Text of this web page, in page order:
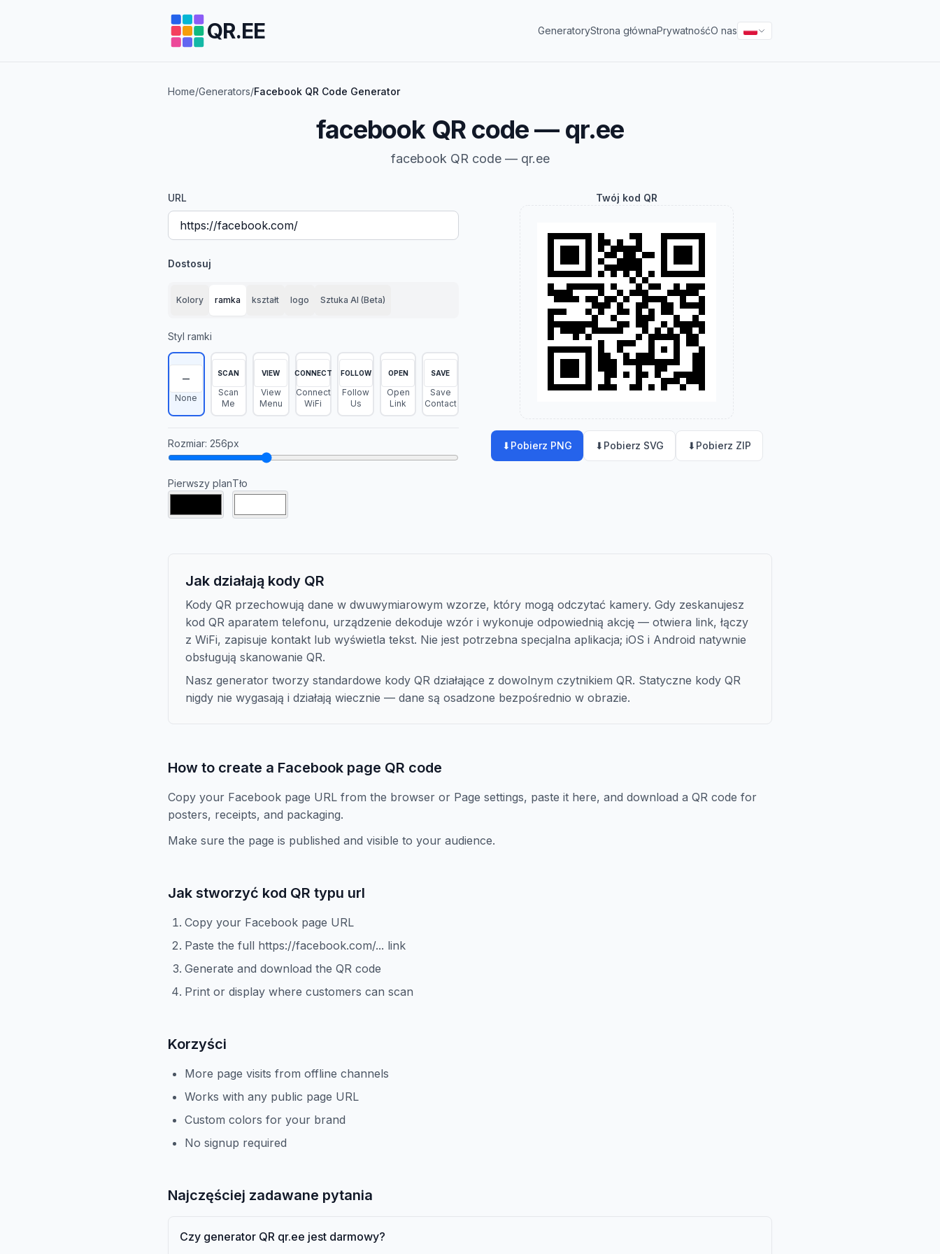
QR.EE GeneratoryStrona głównaPrywatnośćO nas
Home/Generators/Facebook QR Code Generator
facebook QR code — qr.ee
facebook QR code — qr.ee
URL
Dostosuj
Kolory ramka kształt logo Sztuka AI (Beta)
Styl ramki
—
None
SCAN
Scan
Me
VIEW
View
Menu
CONNECT
Connect
WiFi
FOLLOW
Follow
Us
OPEN
Open
Link
SAVE
Save
Contact
Rozmiar: 256px
Pierwszy planTło
Twój kod QR
⬇ Pobierz PNG ⬇ Pobierz SVG ⬇ Pobierz ZIP
Jak działają kody QR
Kody QR przechowują dane w dwuwymiarowym wzorze, który mogą odczytać kamery. Gdy zeskanujesz
kod QR aparatem telefonu, urządzenie dekoduje wzór i wykonuje odpowiednią akcję — otwiera link, łączy
z WiFi, zapisuje kontakt lub wyświetla tekst. Nie jest potrzebna specjalna aplikacja; iOS i Android natywnie
obsługują skanowanie QR.
Nasz generator tworzy standardowe kody QR działające z dowolnym czytnikiem QR. Statyczne kody QR
nigdy nie wygasają i działają wiecznie — dane są osadzone bezpośrednio w obrazie.
How to create a Facebook page QR code
Copy your Facebook page URL from the browser or Page settings, paste it here, and download a QR code for
posters, receipts, and packaging.
Make sure the page is published and visible to your audience.
Jak stworzyć kod QR typu url
Copy your Facebook page URL
Paste the full https://facebook.com/... link
Generate and download the QR code
Print or display where customers can scan
Korzyści
More page visits from offline channels
Works with any public page URL
Custom colors for your brand
No signup required
Najczęściej zadawane pytania
Czy generator QR qr.ee jest darmowy?